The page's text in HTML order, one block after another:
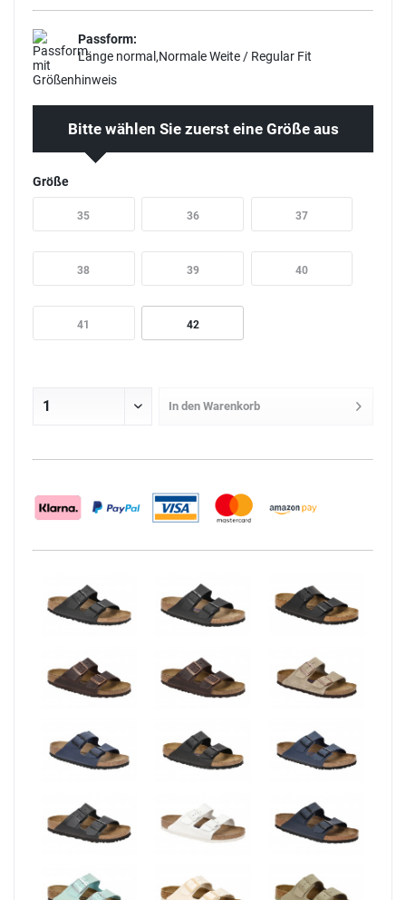
Passform:
Länge normal,Normale Weite / Regular Fit
Bitte wählen Sie zuerst eine Größe aus
Größe
35 36 37
38 39 40
41 42
In den Warenkorb